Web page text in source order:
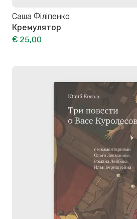
Саша Філіпенко
Кремулятор
€ 25,00